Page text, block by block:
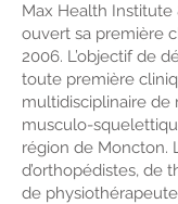
Max Health Institute
ouvert sa première
2006. L’objectif de
toute première
multidisciplinaire de
musculo-
région de Moncton.
d’orthopédistes, de
de